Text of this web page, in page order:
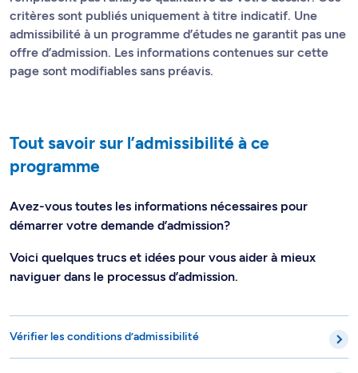
critères sont publiés uniquement à titre indicatif. Une
admissibilité à un programme d’études ne garantit pas une
offre d’admission. Les informations contenues sur cette
page sont modifiables sans préavis.
Tout savoir sur l’admissibilité à ce
programme
Avez-vous toutes les informations nécessaires pour
démarrer votre demande d’admission?
Voici quelques trucs et idées pour vous aider à mieux
naviguer dans le processus d’admission.
Vérifier les conditions d’admissibilité